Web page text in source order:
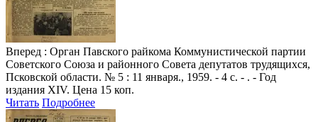
Вперед : Орган Павского райкома Коммунистической партии
Советского Союза и районного Совета депутатов трудящихся,
Псковской области. № 5 : 11 января., 1959. - 4 с. - . - Год
издания XIV. Цена 15 коп.
Читать Подробнее